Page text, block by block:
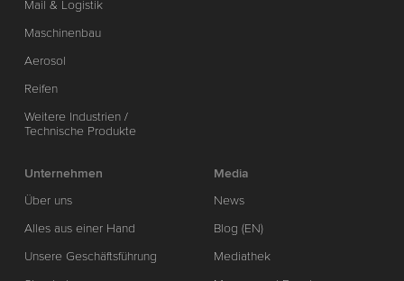
Mail & Logistik
Maschinenbau
Aerosol
Reifen
Weitere Industrien /
Technische Produkte
Unternehmen
Über uns
Alles aus einer Hand
Unsere Geschäftsführung
Media
News
Blog (EN)
Mediathek